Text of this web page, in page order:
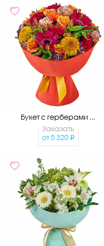
Букет с герберами ...
Заказать
от 5 320